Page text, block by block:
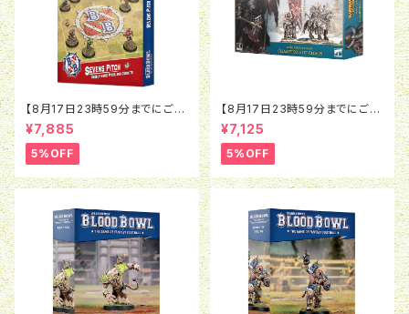
【8月17日23時59分までにご予
約で5％OFF】ブラッドボウル：セ
ヴンズピッチ（2026）
¥7,885
5%OFF
【8月17日23時59分までにご予
約で5％OFF】オールドワール
ド：ウォリアー・オヴ・ケイオス：チ
ャンピオン・オヴ・ケイオス
¥7,125
5%OFF